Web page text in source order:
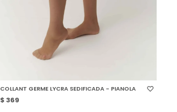
COLLANT GERME LYCRA SEDIFICADA - PIANOLA
$ 369